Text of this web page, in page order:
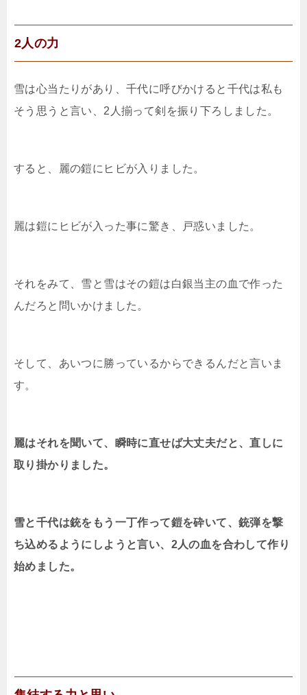
2人の力
雪は心当たりがあり、千代に呼びかけると千代は私も
そう思うと言い、2人揃って剣を振り下ろしました。
すると、麗の鎧にヒビが入りました。
麗は鎧にヒビが入った事に驚き、戸惑いました。
それをみて、雪と雪はその鎧は白銀当主の血で作った
んだろと問いかけました。
そして、あいつに勝っているからできるんだと言いま
す。
麗はそれを聞いて、瞬時に直せば大丈夫だと、直しに
取り掛かりました。
雪と千代は銃をもう一丁作って鎧を砕いて、銃弾を撃
ち込めるようにしようと言い、2人の血を合わして作り
始めました。